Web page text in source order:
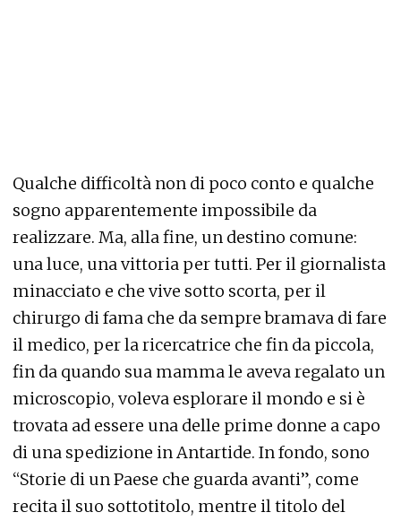
Qualche difficoltà non di poco conto e qualche
sogno apparentemente impossibile da
realizzare. Ma, alla fine, un destino comune:
una luce, una vittoria per tutti. Per il giornalista
minacciato e che vive sotto scorta, per il
chirurgo di fama che da sempre bramava di fare
il medico, per la ricercatrice che fin da piccola,
fin da quando sua mamma le aveva regalato un
microscopio, voleva esplorare il mondo e si è
trovata ad essere una delle prime donne a capo
di una spedizione in Antartide. In fondo, sono
“Storie di un Paese che guarda avanti”, come
recita il suo sottotitolo, mentre il titolo del